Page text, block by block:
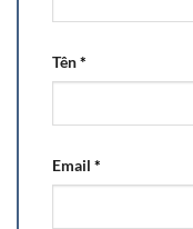
Tên*
Email *